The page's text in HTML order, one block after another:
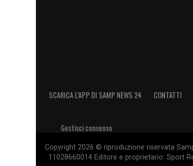
SCARICA L’APP DI SAMP NEWS 24 CONTATTI
Gestisci consenso
Copyright 2026 © riproduzione riservata
11028660014 Editore e proprietario: Sport